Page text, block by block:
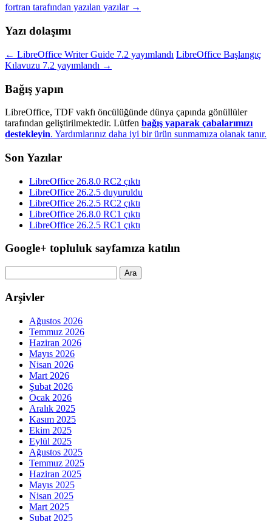
fortran tarafından yazılan yazılar →
Yazı dolaşımı
← LibreOffice Writer Guide 7.2 yayımlandı LibreOffice Başlangıç
Kılavuzu 7.2 yayımlandı →
Bağış yapın
LibreOffice, TDF vakfı öncülüğünde dünya çapında gönüllüler
tarafından geliştirilmektedir. Lütfen bağış yaparak çabalarımızı
destekleyin. Yardımlarınız daha iyi bir ürün sunmamıza olanak tanır.
Son Yazılar
LibreOffice 26.8.0 RC2 çıktı
LibreOffice 26.2.5 duyuruldu
LibreOffice 26.2.5 RC2 çıktı
LibreOffice 26.8.0 RC1 çıktı
LibreOffice 26.2.5 RC1 çıktı
Google+ topluluk sayfamıza katılın
Arşivler
Ağustos 2026
Temmuz 2026
Haziran 2026
Mayıs 2026
Nisan 2026
Mart 2026
Şubat 2026
Ocak 2026
Aralık 2025
Kasım 2025
Ekim 2025
Eylül 2025
Ağustos 2025
Temmuz 2025
Haziran 2025
Mayıs 2025
Nisan 2025
Mart 2025
Şubat 2025